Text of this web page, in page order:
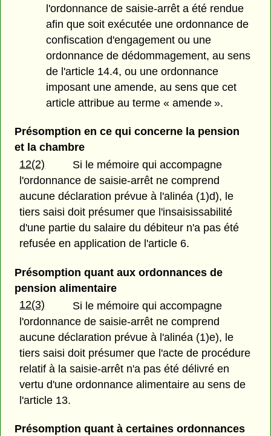
l'ordonnance de saisie-arrêt a été rendue
afin que soit exécutée une ordonnance de
confiscation d'engagement ou une
ordonnance de dédommagement, au sens
de l'article 14.4, ou une ordonnance
imposant une amende, au sens que cet
article attribue au terme « amende ».
Présomption en ce qui concerne la pension
et la chambre
12(2)
Si le mémoire qui accompagne
l'ordonnance de saisie-arrêt ne comprend
aucune déclaration prévue à l'alinéa (1)d), le
tiers saisi doit présumer que l'insaisissabilité
d'une partie du salaire du débiteur n'a pas été
refusée en application de l'article 6.
Présomption quant aux ordonnances de
pension alimentaire
12(3)
Si le mémoire qui accompagne
l'ordonnance de saisie-arrêt ne comprend
aucune déclaration prévue à l'alinéa (1)e), le
tiers saisi doit présumer que l'acte de procédure
relatif à la saisie-arrêt n'a pas été délivré en
vertu d'une ordonnance alimentaire au sens de
l'article 13.
Présomption quant à certaines ordonnances